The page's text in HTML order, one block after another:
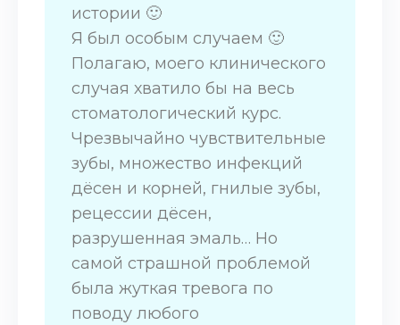
истории 🙂
Я был особым случаем 🙂
Полагаю, моего клинического
случая хватило бы на весь
стоматологический курс.
Чрезвычайно чувствительные
зубы, множество инфекций
дёсен и корней, гнилые зубы,
рецессии дёсен,
разрушенная эмаль… Но
самой страшной проблемой
была жуткая тревога по
поводу любого